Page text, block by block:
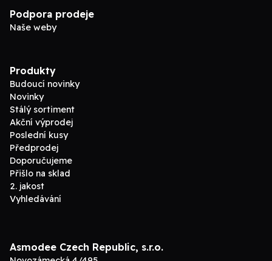
Podpora prodeje
Naše weby
Produkty
Budoucí novinky
Novinky
Stálý sortiment
Akční výprodej
Poslední kusy
Předprodej
Doporučujeme
Přišlo na sklad
2. jakost
Vyhledávání
Asmodee Czech Republic, s.r.o.